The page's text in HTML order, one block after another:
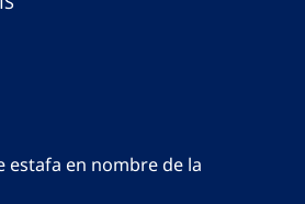
estafa en nombre de la